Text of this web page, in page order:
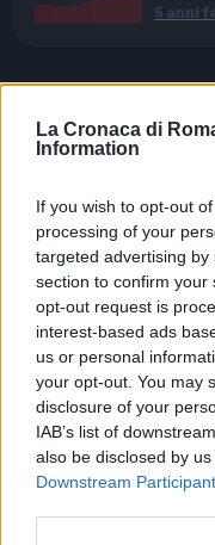
La Cronaca di
Information
If you wish to opt-out
processing of your
targeted advertising
section to confirm your
opt-out request is
interest-based ads
us or personal
your opt-out. You may
disclosure of your
IAB’s list of
also be disclosed by
Downstream
5 anni
“Gli uomini del
Polizia Capitolina –
contrastare questi
anche grazie ad un
gamba“.
Il mezzo era
con sede in una
un
danneggiamento e
Chi offende Roma
comportamenti di